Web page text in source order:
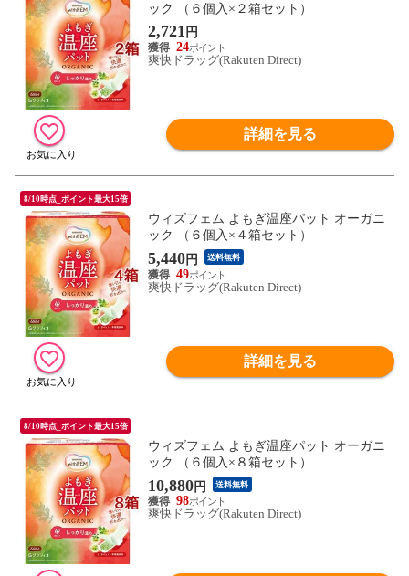
ック （６個入×２箱セット）
2,721 円
24
爽快ドラッグ(Rakuten Direct)
詳細を見る
8/10時点_ポイント最大15倍
ウィズフェム よもぎ温座パット オーガニ
ック （６個入×４箱セット）
5,440円 送料無料
49
爽快ドラッグ(Rakuten Direct)
詳細を見る
8/10時点_ポイント最大15倍
ウィズフェム よもぎ温座パット オーガニ
ック （６個入×８箱セット）
10,880円 送料無料
98
爽快ドラッグ(Rakuten Direct)